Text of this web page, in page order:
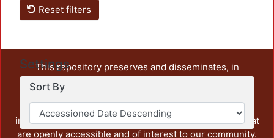
Reset filters
Settings
Sort By
This repository preserves and disseminates, in
unrestricted open access, the teaching and research
output of UAM Azcapotzalco. It also includes some
administrative and graphic documents from the
institution, as well as content from other institutions that
are openly accessible and of interest to our community.